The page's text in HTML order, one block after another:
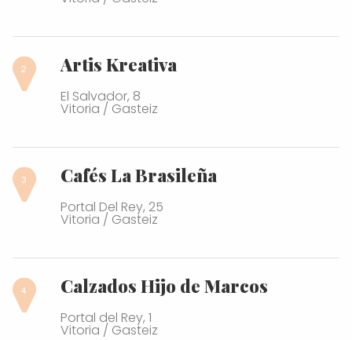
Artis Kreativa
El Salvador, 8
Vitoria / Gasteiz
Cafés La Brasileña
Portal Del Rey, 25
Vitoria / Gasteiz
Calzados Hijo de Marcos
Portal del Rey, 1
Vitoria / Gasteiz